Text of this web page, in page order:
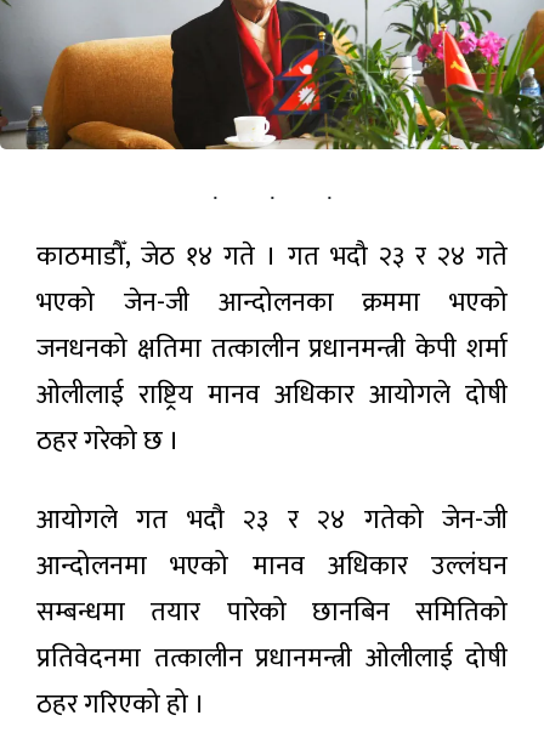
अन्य
३२औँ विश्व
आदिवासी
दिवस
नेपालमा
विविध
कार्यक्रमसहित
मनाइँदैसुनको
मूल्य
तोलामा
रुपैयाँले
चाँदी
महँगियो
जाँदा ३८
भारतीय
बसेका
दाजुभाइ
काठमाडौँ
भ्याली
अर्बन
काठमाडौँ, जेठ १४ गते । गत भदौ २३ र २४ गते
भएको जेन-जी आन्दोलनका क्रममा भएको
जनधनको क्षतिमा तत्कालीन प्रधानमन्त्री केपी शर्मा
ओलीलाई राष्ट्रिय मानव अधिकार आयोगले दोषी
ठहर गरेको छ ।
आयोगले गत भदौ २३ र २४ गतेको जेन-जी
आन्दोलनमा भएको मानव अधिकार उल्लंघन
सम्बन्धमा तयार पारेको छानबिन समितिको
प्रतिवेदनमा तत्कालीन प्रधानमन्त्री ओलीलाई दोषी
ठहर गरिएको हो ।